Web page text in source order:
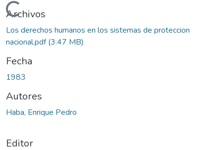
Cargando...
Archivos
Los derechos humanos en los sistemas de proteccion
nacional.pdf(3.47 MB)
Fecha
1983
Autores
Haba, Enrique Pedro
Editor